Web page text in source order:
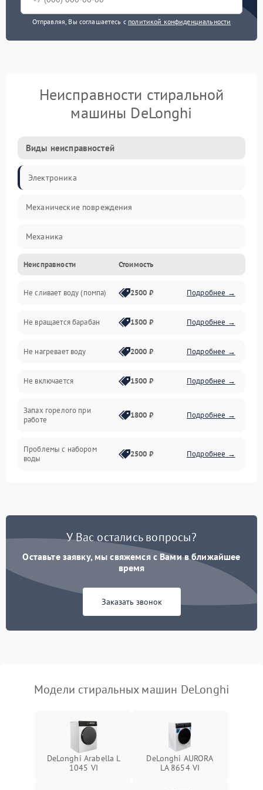
Отправляя, Вы соглашаетесь с политикой конфиденциальности
Неисправности стиральной
машины DeLonghi
Виды неисправностей
Электроника
Механические повреждения
Механика
Электропитание
Водоснабжение
Слив
Программное обеспечение
Неисправности Стоимость
Не сливает воду (помпа) 2500 ₽ Подробнее →
Не вращается барабан 1500 ₽ Подробнее →
Не нагревает воду 2000 ₽ Подробнее →
Не включается 1500 ₽ Подробнее →
Запах горелого при
работе
1800 ₽ Подробнее →
Проблемы с набором
воды
2500 ₽ Подробнее →
Замена платы управления 2200 ₽ Подробнее →
У Вас остались вопросы?
Оставьте заявку, мы свяжемся с Вами в ближайшее
время
Заказать звонок
Модели стиральных машин DeLonghi
DeLonghi Arabella L
1045 VI
DeLonghi AURORA
LA 8654 VI